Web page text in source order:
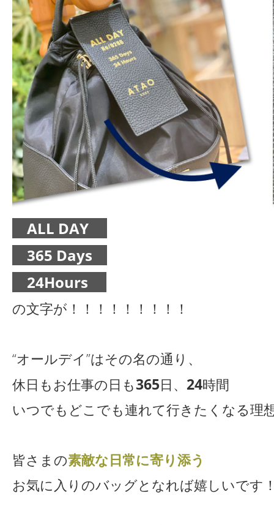
ALL DAY
365 Days
24Hours
の文字が！！！！！！！！！
“オールデイ”はその名の通り、
休日もお仕事の日も365日、 24時間
いつでもどこでも連れて行きたくなる理
皆さまの素敵な日常に寄り添う
お気に入りのバッグとなれば嬉しいです